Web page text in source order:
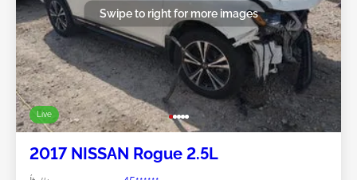
Live
Swipe to right for more images
2017 NISSAN Rogue 2.5L